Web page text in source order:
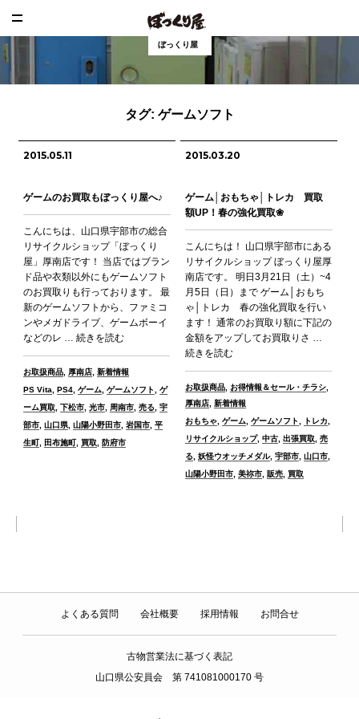
ぼっくり屋
タグ: ゲームソフト
2015.05.11
ゲームのお買取もぼっくり屋へ♪
こんにちは、山口県宇部市の総合
リサイクルショップ「ぼっくり
屋」厚南店です！ 当店ではブラン
ド品や衣類以外にもゲームソフト
のお買取りも行っております。 最
新のゲームソフトから、ファミコ
ンやメガドライブ、ゲームボーイ
などのレ … 続きを読む
カ
テ
リ
お取扱商品 厚南店 新着情報
タ
PS Vita PS4 ゲーム ゲームソフト
ゲ
ーム買取
下松市 光市 周南市 売る
宇
部市 山口県 山陽小野田市 岩国市 平
生町, 田布施町, 買取 防府市
2015.03.20
ゲーム│おもちゃ│トレカ 買取
額UP！春の強化買取❀
こんにちは！ 山口県宇部市にある
リサイクルショップ ぼっくり屋厚
南店です。 明日3月21日（土）~4
月5日（日）まで ゲーム│おもち
ゃ│トレカ 春の強化買取を行い
ます！ 通常のお買取り額に下記の
金額をアップしてお買取りさ …
続きを読む
カ
テ
ゴ
リ
お取扱商品, お得情報＆セール・チラシ,
厚南店, 新着情報
タ
グ
おもちゃ ゲーム ゲームソフト トレカ
リサイクルショップ, 中古, 出張買取
売
る
妖怪ウオッチメダル, 宇部市, 山口市,
山陽小野田市, 美祢市, 販売, 買取
よくある質問 会社概要 採用情報 お問合せ
古物営業法に基づく表記
山口県公安員会 第 741081000170 号